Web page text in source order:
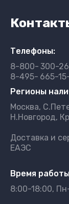
Телефоны:
8-800- 300-
8-495- 665-
Регионы
Москва,
Н.Новгород,
Доставка и
ЕАЭС
Время
8:00-18:00,